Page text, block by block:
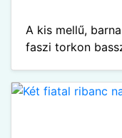
A kis mellű,
faszi torkon